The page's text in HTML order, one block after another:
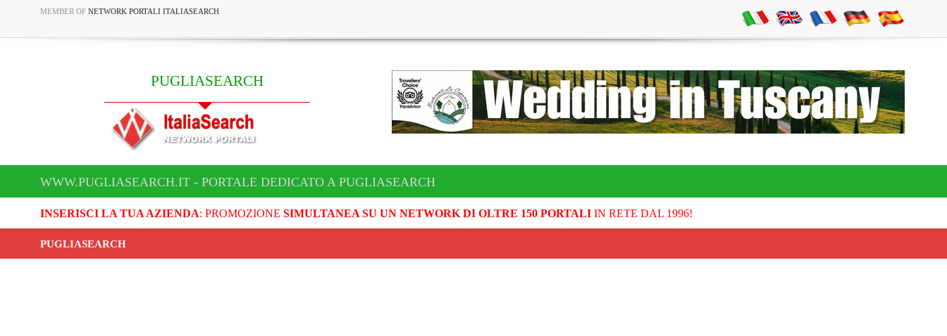
MEMBER OF NETWORK PORTALI ITALIASEARCH
PUGLIASEARCH
WWW.PUGLIASEARCH.IT - PORTALE DEDICATO A PUGLIASEARCH
INSERISCI LA TUA AZIENDA: PROMOZIONE SIMULTANEA SU UN NETWORK DI OLTRE 150 PORTALIIN RETE DAL 1996!
PUGLIASEARCH